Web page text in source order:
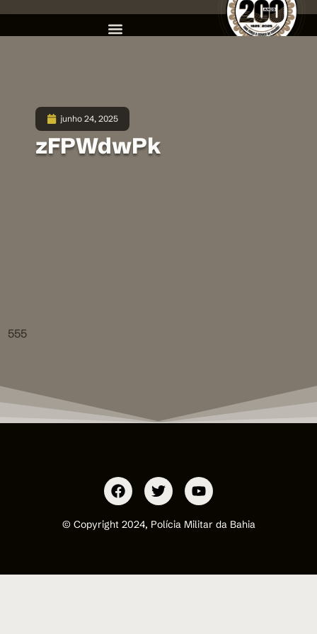
junho 24, 2025
zFPWdwPk
555
© Copyright 2024, Polícia Militar da Bahia